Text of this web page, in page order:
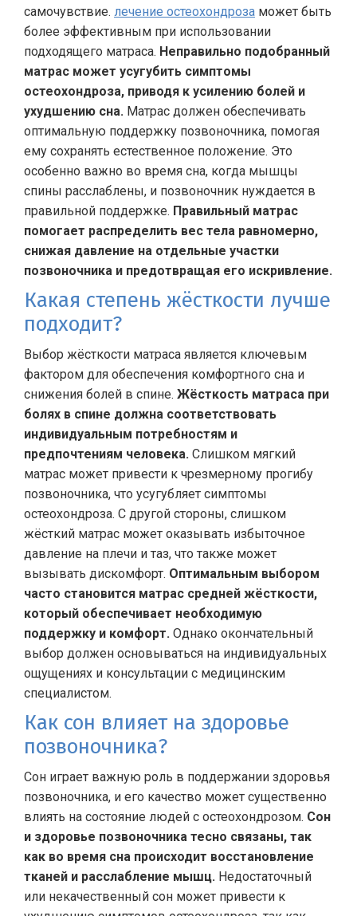
самочувствие. лечение остеохондроза может быть
более эффективным при использовании
подходящего матраса. Неправильно подобранный
матрас может усугубить симптомы
остеохондроза, приводя к усилению болей и
ухудшению сна. Матрас должен обеспечивать
оптимальную поддержку позвоночника, помогая
ему сохранять естественное положение. Это
особенно важно во время сна, когда мышцы
спины расслаблены, и позвоночник нуждается в
правильной поддержке. Правильный матрас
помогает распределить вес тела равномерно,
снижая давление на отдельные участки
позвоночника и предотвращая его искривление.
Какая степень жёсткости лучше
подходит?
Выбор жёсткости матраса является ключевым
фактором для обеспечения комфортного сна и
снижения болей в спине. Жёсткость матраса при
болях в спине должна соответствовать
индивидуальным потребностям и
предпочтениям человека. Слишком мягкий
матрас может привести к чрезмерному прогибу
позвоночника, что усугубляет симптомы
остеохондроза. С другой стороны, слишком
жёсткий матрас может оказывать избыточное
давление на плечи и таз, что также может
вызывать дискомфорт. Оптимальным выбором
часто становится матрас средней жёсткости,
который обеспечивает необходимую
поддержку и комфорт. Однако окончательный
выбор должен основываться на индивидуальных
ощущениях и консультации с медицинским
специалистом.
Как сон влияет на здоровье
позвоночника?
Сон играет важную роль в поддержании здоровья
позвоночника, и его качество может существенно
влиять на состояние людей с остеохондрозом. Сон
и здоровье позвоночника тесно связаны, так
как во время сна происходит восстановление
тканей и расслабление мышц. Недостаточный
или некачественный сон может привести к